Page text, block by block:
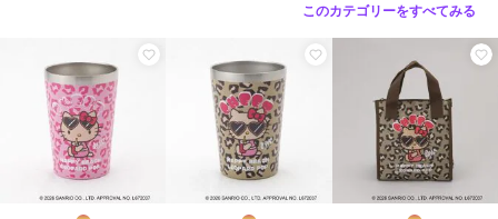
このカテゴリーをすべてみる